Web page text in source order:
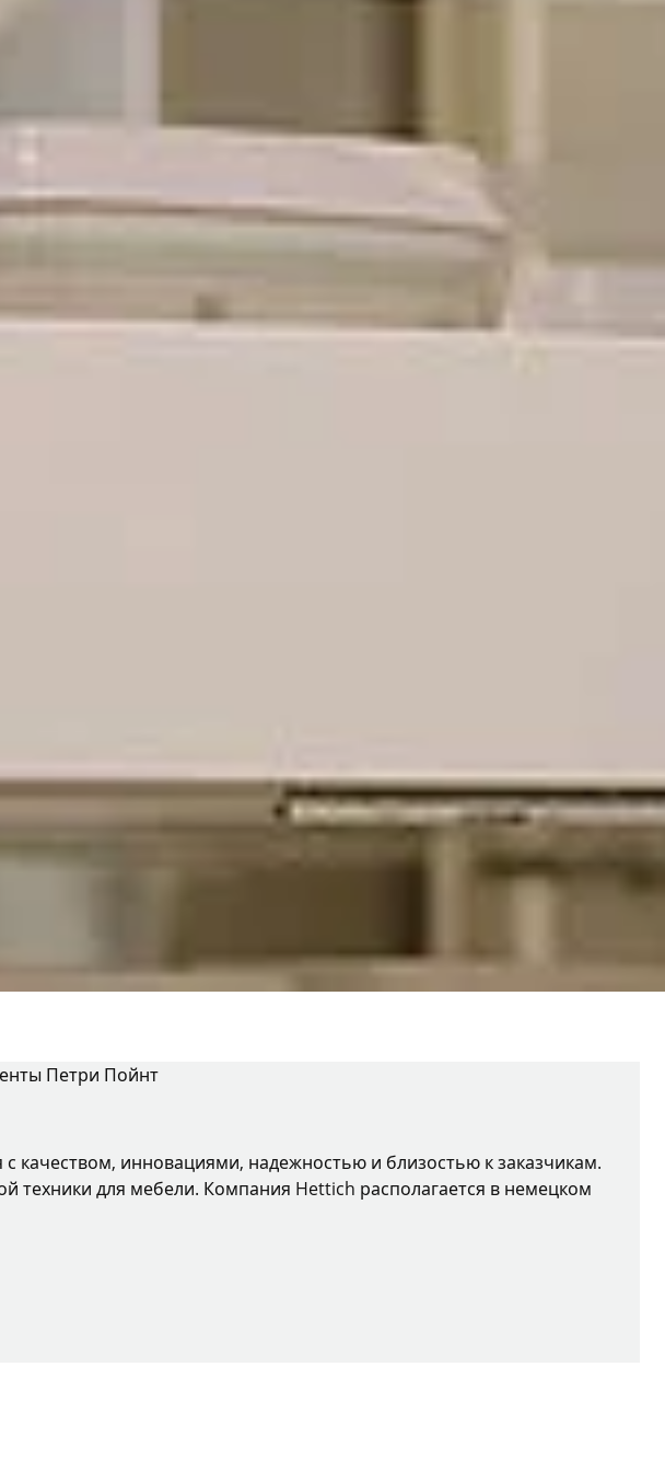
Петри Пойнт
качеством, инновациями, надежностью и близостью к заказчикам.
техники для мебели. Компания Hettich располагается в немецком